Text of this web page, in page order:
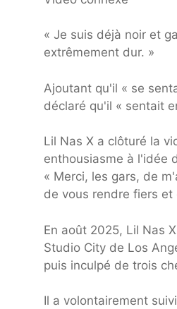
« Je suis déjà noir et
extrêmement dur. »
Ajoutant qu'il « se
déclaré qu'il « sentait
Lil Nas X a clôturé la
enthousiasme à l'idée
« Merci, les gars, de
de vous rendre fiers et
En août 2025, Lil Nas
Studio City de Los
puis inculpé de trois
Il a volontairement